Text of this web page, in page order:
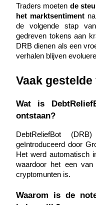
Meer informatie over
Bitrue
AI
Bitrue-partners
Traders moeten de
het marktsentiment
de volgende stap
gedreven tokens aan
DRB dienen als een
verhalen blijven
Vaak gestelde
Wat is
ontstaan?
DebtReliefBot
geïntroduceerd door
Het werd automatisch
waardoor het een van
cryptomunten is.
Waarom is de